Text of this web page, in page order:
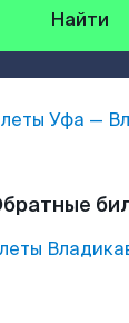
Найти
Уфа —